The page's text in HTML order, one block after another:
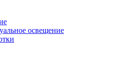
освещение